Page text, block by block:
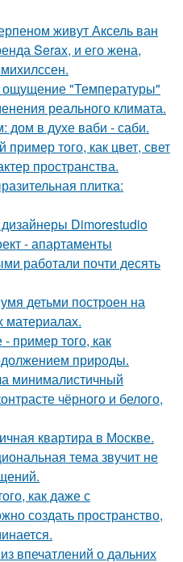
живут Аксель ван
Serax, и его жена,
"Температуры"
реального климата.
дом в духе ваби - саби.
того, как цвет, свет
пространства.
плитка:
Dimorestudio
- апартаменты
работали почти десять
детьми построен на
материалах.
пример того, как
природы.
минималистичный
чёрного и белого,
квартира в Москве.
тема звучит не
как даже с
создать пространство,
впечатлений о дальних